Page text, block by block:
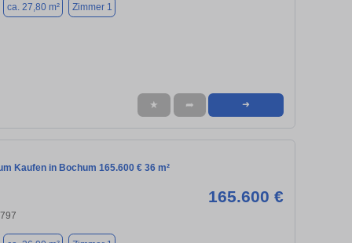
ca. 27,80 m² Zimmer 1
★ ➦ ➜
Kaufen in Bochum 165.600 € 36 m²
165.600 €